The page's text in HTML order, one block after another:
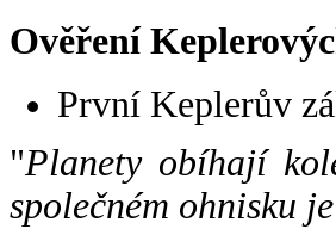
Ověření
První Keplerův
"Planety obíhají
společném ohnisku